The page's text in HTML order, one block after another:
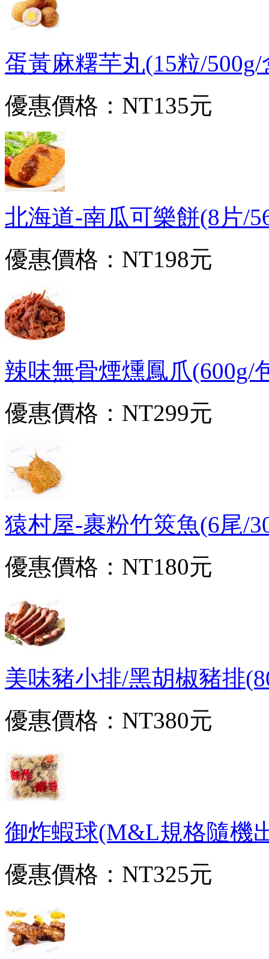
蛋黃麻糬芋丸(15粒/500g/
優惠價格： NT135元
北海道-南瓜可樂餅(8片/
優惠價格： NT198元
辣味無骨煙燻鳳爪(600g/
優惠價格： NT299元
猿村屋-裹粉竹筴魚(6尾/
優惠價格： NT180元
美味豬小排/黑胡椒豬排
優惠價格： NT380元
御炸蝦球(M&L規格隨機
優惠價格： NT325元